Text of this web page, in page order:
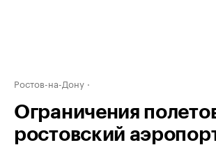
Ростов-на-Дону
Ограничения
ростовский